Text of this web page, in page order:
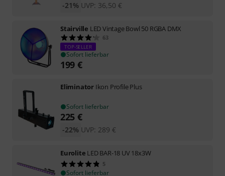
UVP: 36,50 €
-21%
Stairville LED Vintage Bowl 50 RGBA DMX
63
TOP-SELLER
Sofort lieferbar
199 €
Eliminator Ikon Profile Plus
Sofort lieferbar
225 €
UVP: 289 €
-22%
Eurolite LED BAR-18 UV 18x3W
5
Sofort lieferbar